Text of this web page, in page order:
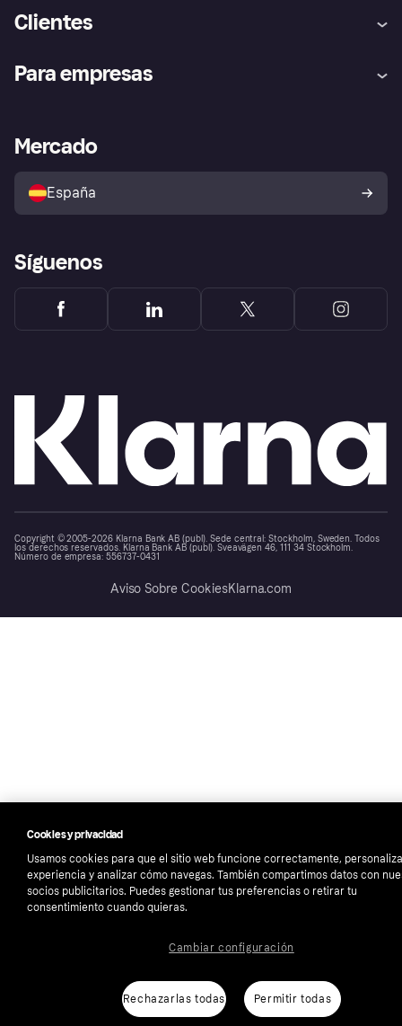
Clientes
Inicio de sesión
Directorio de tiendas
Política de protección al
comprador de Klarna
Reclamaciones
Para empresas
Acceso empresas
Mercado
España
Síguenos
Copyright © 2005-2026 Klarna Bank AB (publ). Sede central: Stockholm, Sweden. Todos
los derechos reservados. Klarna Bank AB (publ). Sveavägen 46, 111 34 Stockholm.
Número de empresa: 556737-0431
Aviso Sobre CookiesKlarna.com
Cookies y privacidad
Usamos cookies para que el sitio web funcione correctamente,
experiencia y analizar cómo navegas. También compartimos datos con
socios publicitarios. Puedes gestionar tus preferencias o retirar tu
consentimiento cuando quieras.
Rechazarlas todas Permitir todas
Cambiar configuración